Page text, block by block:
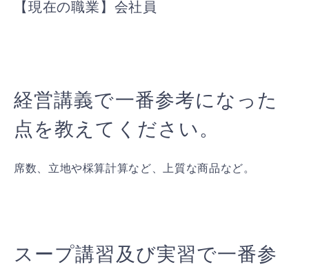
【現在の職業】会社員
経営講義で一番参考になった
点を教えてください。
席数、立地や棌算計算など、上質な商品など。
スープ講習及び実習で一番参